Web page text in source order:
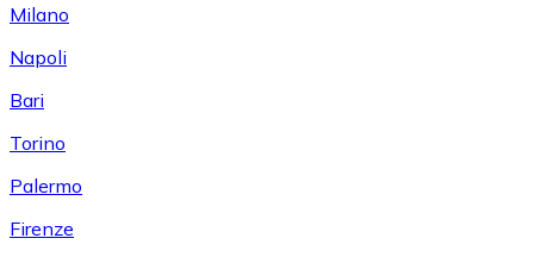
Milano
Napoli
Bari
Torino
Palermo
Firenze